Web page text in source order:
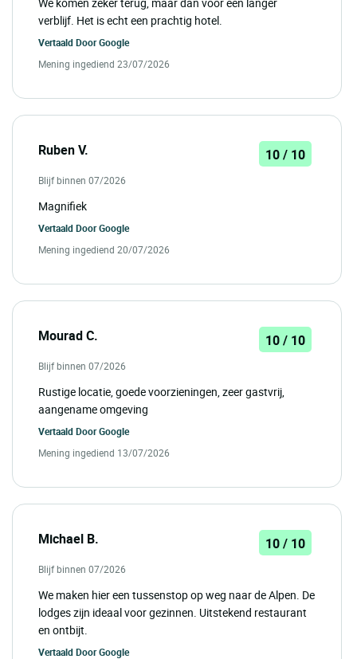
verblijf. Het is echt een prachtig hotel.
Vertaald DoorGoogle
Mening ingediend 23/07/2026
Ruben V. 10 / 10
Blijf binnen 07/2026
Magnifiek
Vertaald DoorGoogle
Mening ingediend 20/07/2026
Mourad C. 10 / 10
Blijf binnen 07/2026
Rustige locatie, goede voorzieningen, zeer gastvrij,
aangename omgeving
Vertaald DoorGoogle
Mening ingediend 13/07/2026
Michael B. 10 / 10
Blijf binnen 07/2026
We maken hier een tussenstop op weg naar de Alpen. De
lodges zijn ideaal voor gezinnen. Uitstekend restaurant
en ontbijt.
Vertaald DoorGoogle